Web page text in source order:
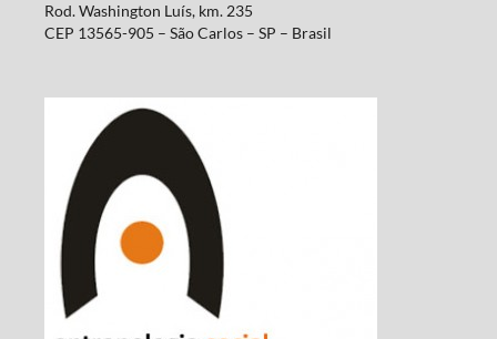
Rod. Washington Luís, km. 235
CEP 13565-905 – São Carlos – SP – Brasil